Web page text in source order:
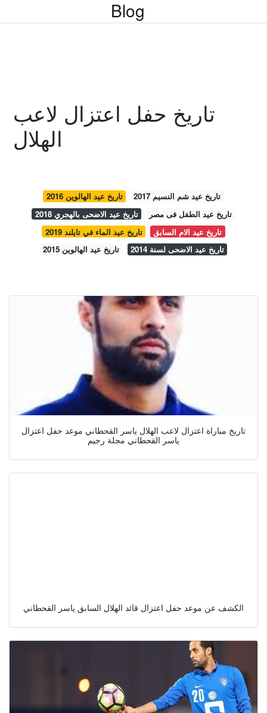
Blog
تاريخ حفل اعتزال لاعب
الهلال
تاريخ عيد الهالوين 2016
تاريخ عيد شم النسيم 2017
تاريخ عيد الاضحى بالهجري 2018
تاريخ عيد الطفل فى مصر
تاريخ عيد الماء في تايلند 2019
تاريخ عيد الام السابق
تاريخ عيد الهالوين 2015
تاريخ عيد الاضحى لسنة 2014
تاريخ مباراة اعتزال لاعب الهلال ياسر القحطاني موعد حفل اعتزال
ياسر القحطاني مجلة رجيم
الكشف عن موعد حفل اعتزال قائد الهلال السابق ياسر القحطاني